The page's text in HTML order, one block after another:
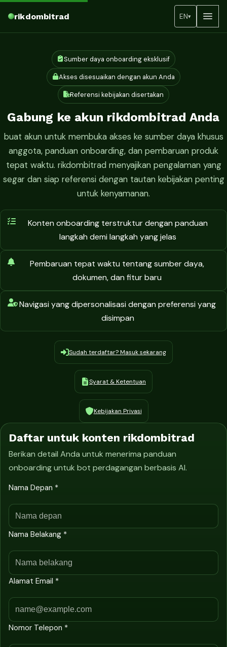
rikdombitrad EN▾
Sumber daya onboarding eksklusif
Akses disesuaikan dengan akun Anda
Referensi kebijakan disertakan
Gabung ke akun rikdombitrad Anda
buat akun untuk membuka akses ke sumber daya khusus
anggota, panduan onboarding, dan pembaruan produk
tepat waktu. rikdombitrad menyajikan pengalaman yang
segar dan siap referensi dengan tautan kebijakan penting
untuk kenyamanan.
Konten onboarding terstruktur dengan panduan
langkah demi langkah yang jelas
Pembaruan tepat waktu tentang sumber daya,
dokumen, dan fitur baru
Navigasi yang dipersonalisasi dengan preferensi yang
disimpan
Sudah terdaftar? Masuk sekarang
Syarat & Ketentuan
Kebijakan Privasi
Daftar untuk konten rikdombitrad
Berikan detail Anda untuk menerima panduan
onboarding untuk bot perdagangan berbasis AI.
Nama Depan *
Nama Belakang *
Alamat Email *
Nomor Telepon *